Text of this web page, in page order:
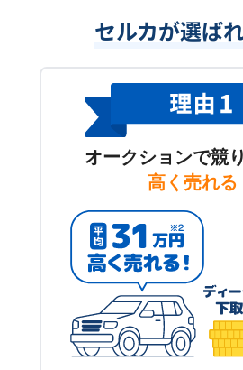
セルカが選ば
オークションで競
高く売れる